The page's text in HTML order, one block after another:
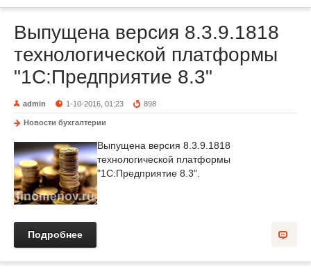
Выпущена версия 8.3.9.1818
технологической платформы
"1С:Предприятие 8.3"
admin 1-10-2016, 01:23 898
Новости бухгалтерии
Выпущена версия 8.3.9.1818
технологической платформы
"1С:Предприятие 8.3".
Подробнее